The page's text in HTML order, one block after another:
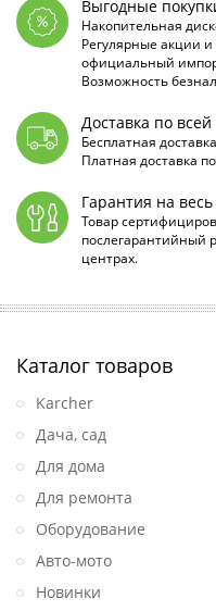
Выгодные
Накопительная
Регулярные акции
официальный
Возможность
Доставка по
Бесплатная
Платная доставка
Гарантия на
Товар
послегарантийный
центрах.
Каталог товаров
Karcher
Дача, сад
Для дома
Для ремонта
Оборудование
Авто-мото
Новинки